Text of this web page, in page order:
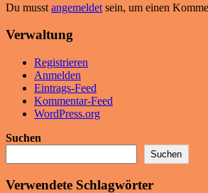
Du musst angemeldet sein, um einen
Verwaltung
Registrieren
Anmelden
Eintrags-Feed
Kommentar-Feed
WordPress.org
Suchen
Suchen
Verwendete Schlagwörter